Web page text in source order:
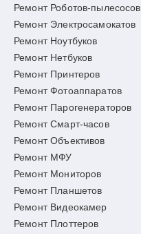
Ремонт Роботов-пылесосов
Ремонт Электросамокатов
Ремонт Ноутбуков
Ремонт Нетбуков
Ремонт Принтеров
Ремонт Фотоаппаратов
Ремонт Парогенераторов
Ремонт Смарт-часов
Ремонт Объективов
Ремонт МФУ
Ремонт Мониторов
Ремонт Планшетов
Ремонт Видеокамер
Ремонт Плоттеров